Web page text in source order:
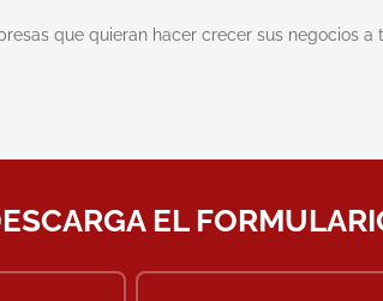
que quieran hacer crecer sus negocios
EL